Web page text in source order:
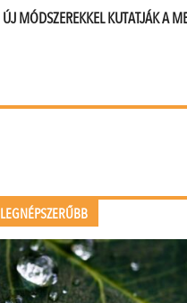
ÚJ MÓDSZEREKKEL KUTATJÁK A
LEGNÉPSZERŰBB